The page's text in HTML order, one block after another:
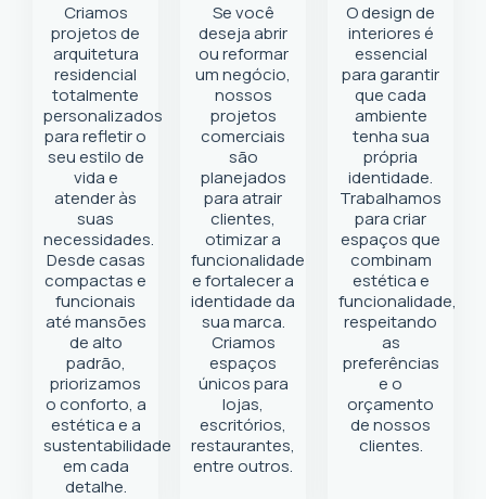
Criamos
projetos de
arquitetura
residencial
totalmente
personalizados
para refletir o
seu estilo de
vida e
atender às
suas
necessidades.
Desde casas
compactas e
funcionais
até mansões
de alto
padrão,
priorizamos
o conforto, a
estética e a
sustentabilidade
em cada
detalhe.
Se você
deseja abrir
ou reformar
um negócio,
nossos
projetos
comerciais
são
planejados
para atrair
clientes,
otimizar a
funcionalidade
e fortalecer a
identidade da
sua marca.
Criamos
espaços
únicos para
lojas,
escritórios,
restaurantes,
entre outros.
O design de
interiores é
essencial
para garantir
que cada
ambiente
tenha sua
própria
identidade.
Trabalhamos
para criar
espaços que
combinam
estética e
funcionalidade,
respeitando
as
preferências
e o
orçamento
de nossos
clientes.